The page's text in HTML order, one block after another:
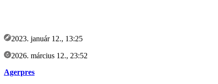
2023. január 12., 13:25
2026. március 12., 23:52
Agerpres